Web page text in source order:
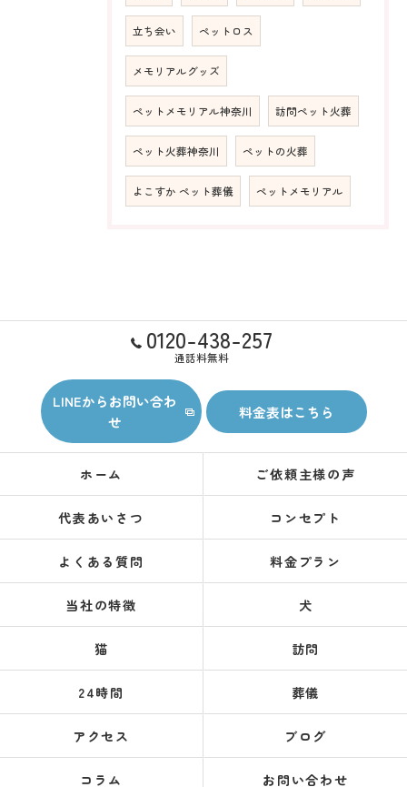
立ち会い ペットロス
メモリアルグッズ
ペットメモリアル神奈川 訪問ペット火葬
ペット火葬神奈川 ペットの火葬
よこすか ペット葬儀 ペットメモリアル
0120-438-257
通話料無料
LINEからお問い合わ
せ
料金表はこちら
ホーム ご依頼主様の声
代表あいさつ コンセプト
よくある質問 料金プラン
当社の特徴 犬
猫 訪問
24時間 葬儀
アクセス ブログ
コラム お問い合わせ